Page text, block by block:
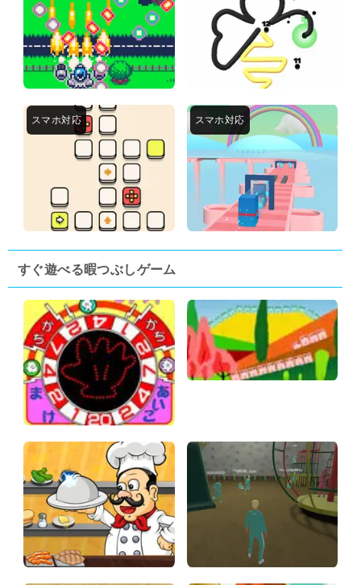
すぐ遊べる暇つぶしゲーム